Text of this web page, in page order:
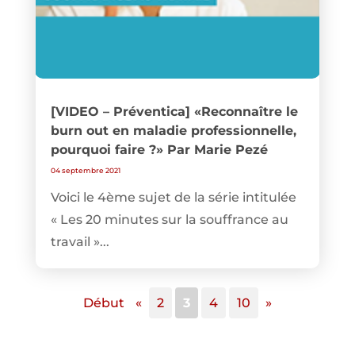
[VIDEO – Préventica] «Reconnaître le
burn out en maladie professionnelle,
pourquoi faire ?» Par Marie Pezé
04 septembre 2021
Voici le 4ème sujet de la série intitulée
« Les 20 minutes sur la souffrance au
travail »...
Début « 2 3 4 10 »